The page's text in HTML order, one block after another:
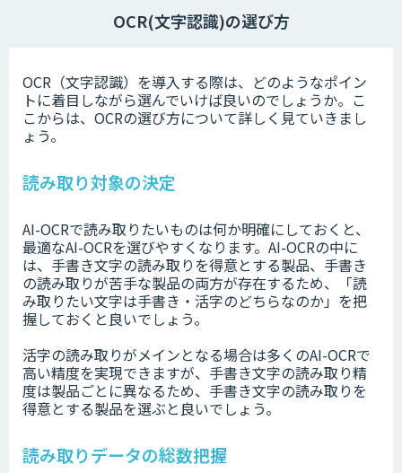
OCR(文字認識)の選び方
OCR（文字認識）を導入する際は、どのようなポイン
トに着目しながら選んでいけば良いのでしょうか。こ
こからは、OCRの選び方について詳しく見ていきまし
ょう。
読み取り対象の決定
AI-OCRで読み取りたいものは何か明確にしておくと、
最適なAI-OCRを選びやすくなります。AI-OCRの中に
は、手書き文字の読み取りを得意とする製品、手書き
の読み取りが苦手な製品の両方が存在するため、「読
み取りたい文字は手書き・活字のどちらなのか」を把
握しておくと良いでしょう。
活字の読み取りがメインとなる場合は多くのAI-OCRで
高い精度を実現できますが、手書き文字の読み取り精
度は製品ごとに異なるため、手書き文字の読み取りを
得意とする製品を選ぶと良いでしょう。
読み取りデータの総数把握